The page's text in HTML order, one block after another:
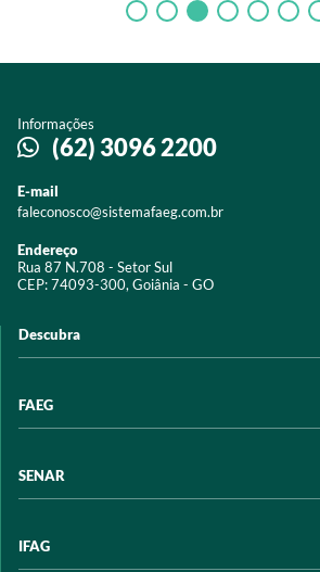
Informações
(62) 3096 2200
E-mail
faleconosco@sistemafaeg.com.br
Endereço
Rua 87 N.708 - Setor Sul
CEP: 74093-300, Goiânia - GO
Descubra
Acervo digital
Programas e Serviços
Trabalhe conosco
FAEG
Transparência
SENAR
Transparência
IFAG